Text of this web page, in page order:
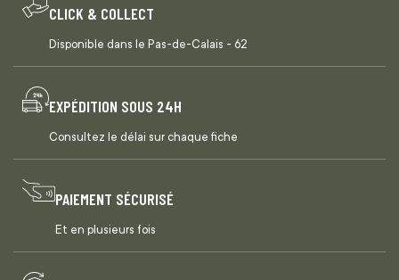
CLICK & COLLECT
Disponible dans le Pas-de-Calais - 62
EXPÉDITION SOUS 24H
Consultez le délai sur chaque fiche
PAIEMENT SÉCURISÉ
Et en plusieurs fois